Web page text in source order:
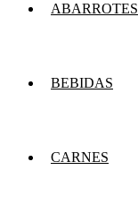
ABARROTES
BEBIDAS
CARNES